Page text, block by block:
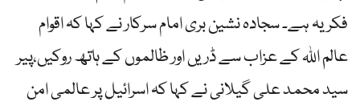
فکریہ ہے۔ سجادہ نشین بری امام سرکار نے کہا کہ اقوام
عالم اللہ کے عزاب سے ڈریں اور ظالموں کے ہاتھ روکیں،پیر
سید محمد علی گیلانی نے کہا کہ اسرائیل پر عالمی امن